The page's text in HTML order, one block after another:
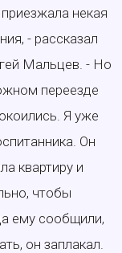
некая
- рассказал
Мальцев. - Но
переезде
Я уже
Он
квартиру и
чтобы
ему сообщили,
он заплакал.